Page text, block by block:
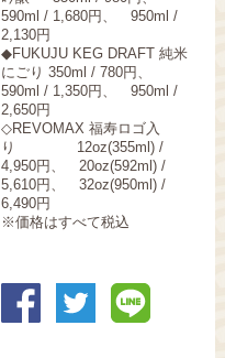
590ml / 1,680円、 950ml /
2,130円
◆FUKUJU KEG DRAFT 純米
にごり 350ml / 780円、
590ml / 1,350円、 950ml /
2,650円
◇REVOMAX 福寿ロゴ入
り 12oz(355ml) /
4,950円、 20oz(592ml) /
5,610円、 32oz(950ml) /
6,490円
※価格はすべて税込